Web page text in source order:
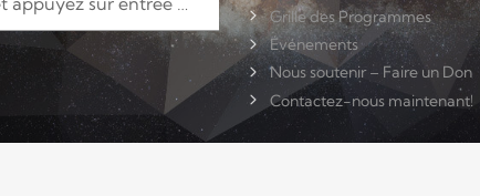
Grille des Programmes
Événements
Nous soutenir – Faire un Don
Contactez-nous maintenant!